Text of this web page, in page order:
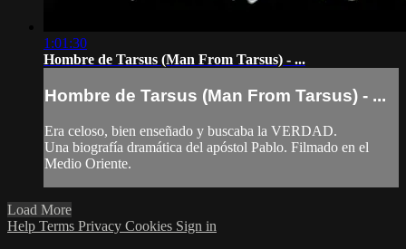
1:01:30
Hombre de Tarsus (Man From Tarsus) - ...
Hombre de Tarsus (Man From Tarsus) - ...
Era celoso, bien enseñado y buscaba la VERDAD.
Una biografía dramática del apóstol Pablo. Filmado en el
Medio Oriente.
Load More
Help Terms Privacy Cookies Sign in